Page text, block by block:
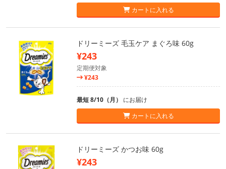
カートに入れる
ドリーミーズ 毛玉ケア まぐろ味 60g
¥243
定期便対象
¥243
最短 8/10（月） にお届け
カートに入れる
ドリーミーズ かつお味 60g
¥243